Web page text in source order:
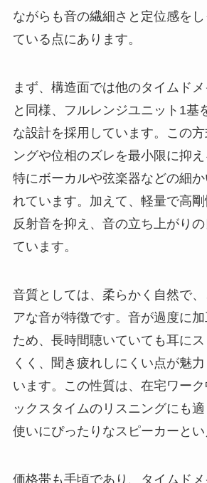
ながらも音の繊細さと定位感を
ている点にあります。
まず、構造面では他のタイムド
と同様、フルレンジユニット1基
な設計を採用しています。この方
ングや位相のズレを最小限に抑え
特にボーカルや弦楽器などの細
れています。加えて、軽量で高
反射音を抑え、音の立ち上がり
ています。
音質としては、柔らかく自然で
アな音が特徴です。音が過度に
ため、長時間聴いていても耳に
くく、聞き疲れしにくい点が魅
います。この性質は、在宅ワー
ックスタイムのリスニングにも
使いにぴったりなスピーカーとい
価格帯も手頃であり、タイムド